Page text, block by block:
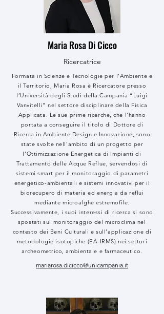
Maria Rosa Di Cicco
Ricercatrice
Formata in Scienze e Tecnologie per l’Ambiente e
il Territorio, Maria Rosa è Ricercatore presso
l’Università degli Studi della Campania “Luigi
Vanvitelli” nel settore disciplinare della Fisica
Applicata. Le sue prime ricerche, che l'hanno
portata a conseguire il titolo di Dottore di
Ricerca in Ambiente Design e Innovazione, sono
state svolte nell’ambito di un progetto per
l’Ottimizzazione Energetica di Impianti di
Trattamento delle Acque Reflue, servendosi di
sistemi smart per il monitoraggio di parametri
energetico-ambientali e sistemi innovativi per il
biorecupero di materia ed energia da reflui
mediante microalghe estremofile.
Successivamente, i suoi interessi di ricerca si sono
spostati sul monitoraggio del microclima nel
contesto dei Beni Culturali e sull’applicazione di
metodologie isotopiche (EA-IRMS) nei settori
archeometrico, ambientale e farmaceutico.
mariarosa.dicicco@unicampania.it